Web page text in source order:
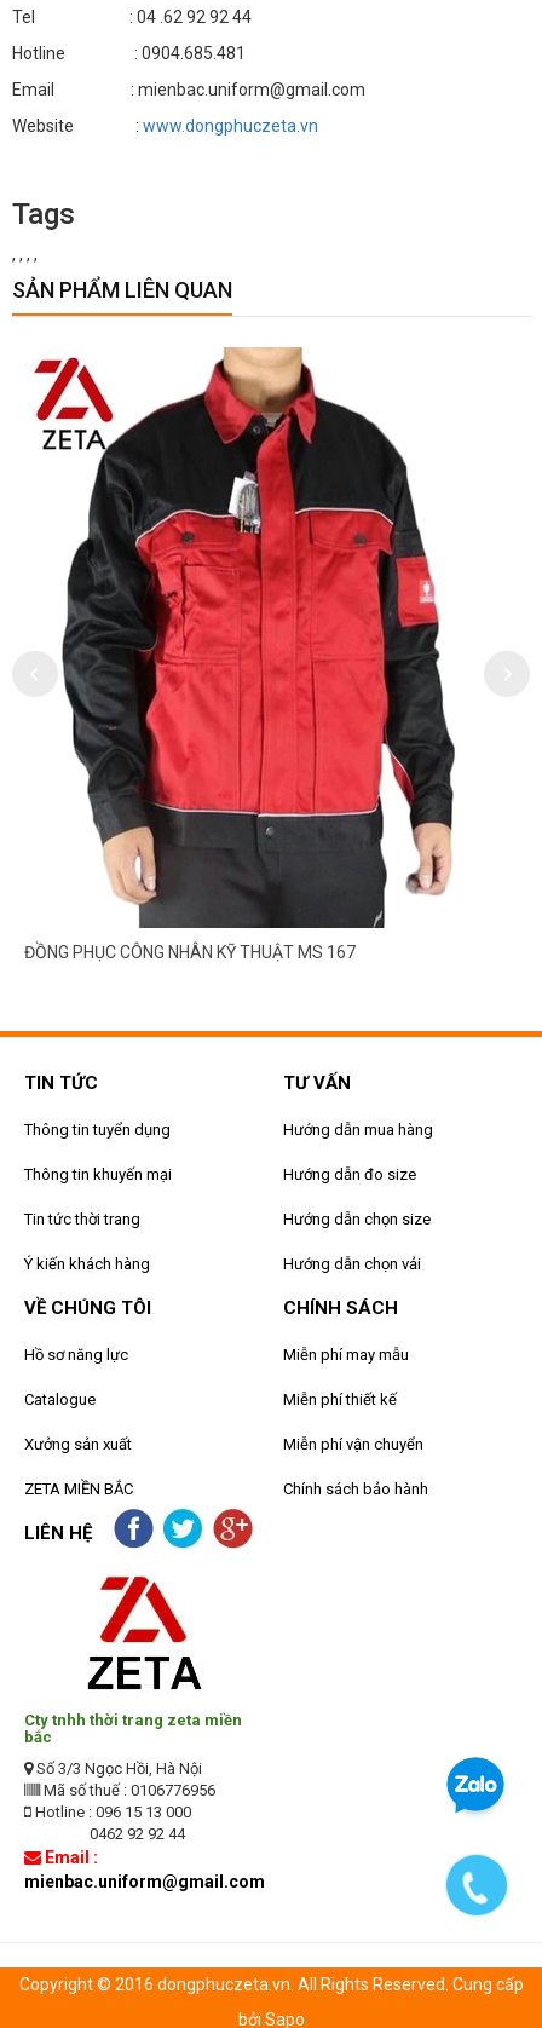
Tel : 04 .62 92 92 44
Hotline : 0904.685.481
Email : mienbac.uniform@gmail.com
Website : www.dongphuczeta.vn
Tags
, , , ,
SẢN PHẨM LIÊN QUAN
ĐỒNG PHỤC CÔNG NHÂN KỸ THUẬT MS 167
TIN TỨC
Thông tin tuyển dụng
Thông tin khuyến mại
Tin tức thời trang
Ý kiến khách hàng
TƯ VẤN
Hướng dẫn mua hàng
Hướng dẫn đo size
Hướng dẫn chọn size
Hướng dẫn chọn vải
VỀ CHÚNG TÔI
Hồ sơ năng lực
Catalogue
Xưởng sản xuất
ZETA MIỀN BẮC
CHÍNH SÁCH
Miễn phí may mẫu
Miễn phí thiết kế
Miễn phí vận chuyển
Chính sách bảo hành
LIÊN HỆ
Cty tnhh thời trang zeta miền
bắc
Số 3/3 Ngọc Hồi, Hà Nội
Mã số thuế : 0106776956
Hotline : 096 15 13 000
0462 92 92 44
Email :
mienbac.uniform@gmail.com
Copyright © 2016 dongphuczeta.vn. All Rights Reserved. Cung cấp
bởi Sapo